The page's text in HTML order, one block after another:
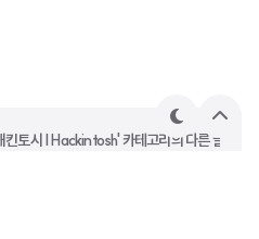
토시 | Hackintosh' 카테고리의 다른 글
테
마
상
단